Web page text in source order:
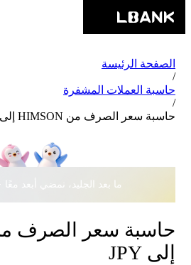
الصفحة الرئيسة
/
حاسبة العملات المشفرة
/
حاسبة سعر الصرف من HIMSON إلى JPY
ما بعد الجليد، نمضي أبعد معًا · ‎
إلى JPY